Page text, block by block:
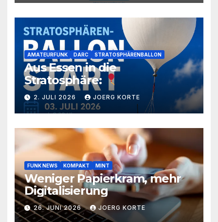
AMATEURFUNK DARC STRATOSPHÄRENBALLON
Aus Essen in die
Stratosphäre:
2. JULI 2026 JOERG KORTE
FUNK NEWS KOMPAKT MINT
Weniger Papierkram, mehr
Digitalisierung
26. JUNI 2026 JOERG KORTE